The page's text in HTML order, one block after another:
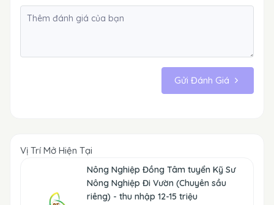
Gửi Đánh Giá
Vị Trí Mở Hiện Tại
Nông Nghiệp Đồng Tâm tuyển Kỹ Sư
Nông Nghiệp Đi Vườn (Chuyên sầu
riêng) - thu nhập 12-15 triệu